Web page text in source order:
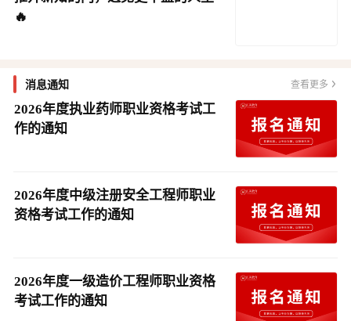
🔥
消息通知 查看更多
2026年度执业药师职业资格考试工
作的通知
2026年度中级注册安全工程师职业
资格考试工作的通知
2026年度一级造价工程师职业资格
考试工作的通知